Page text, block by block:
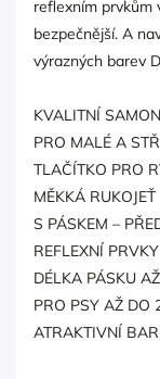
reflexním prvkům
bezpečnější. A
výrazných barev
KVALITNÍ
PRO MALÉ A
TLAČÍTKO PRO
MĚKKÁ RUKOJEŤ
S PÁSKEM –
REFLEXNÍ
DÉLKA PÁSKU
PRO PSY AŽ DO
ATRAKTIVNÍ